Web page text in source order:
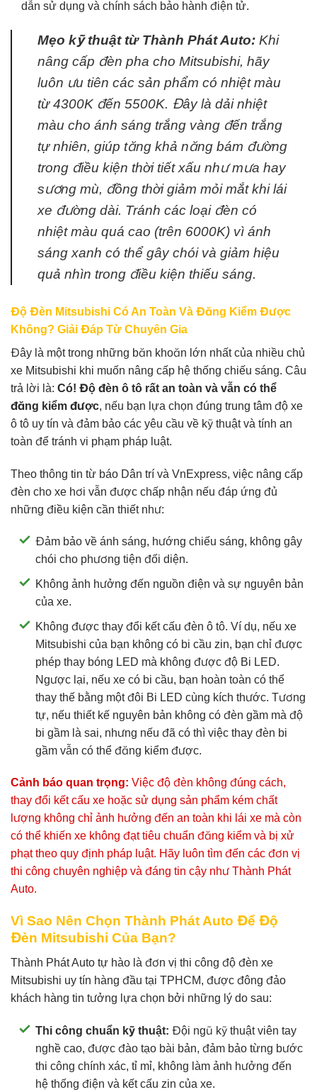
dẫn sử dụng và chính sách bảo hành điện tử.
Mẹo kỹ thuật từ Thành Phát Auto: Khi
nâng cấp đèn pha cho Mitsubishi, hãy
luôn ưu tiên các sản phẩm có nhiệt màu
từ 4300K đến 5500K. Đây là dải nhiệt
màu cho ánh sáng trắng vàng đến trắng
tự nhiên, giúp tăng khả năng bám đường
trong điều kiện thời tiết xấu như mưa hay
sương mù, đồng thời giảm mỏi mắt khi lái
xe đường dài. Tránh các loại đèn có
nhiệt màu quá cao (trên 6000K) vì ánh
sáng xanh có thể gây chói và giảm hiệu
quả nhìn trong điều kiện thiếu sáng.
Độ Đèn Mitsubishi Có An Toàn Và Đăng Kiểm Được
Không? Giải Đáp Từ Chuyên Gia
Đây là một trong những băn khoăn lớn nhất của nhiều chủ
xe Mitsubishi khi muốn nâng cấp hệ thống chiếu sáng. Câu
trả lời là: Có! Độ đèn ô tô rất an toàn và vẫn có thể
đăng kiểm được, nếu bạn lựa chọn đúng trung tâm độ xe
ô tô uy tín và đảm bảo các yêu cầu về kỹ thuật và tính an
toàn để tránh vi phạm pháp luật.
Theo thông tin từ báo Dân trí và VnExpress, việc nâng cấp
đèn cho xe hơi vẫn được chấp nhận nếu đáp ứng đủ
những điều kiện cần thiết như:
Đảm bảo về ánh sáng, hướng chiếu sáng, không gây
chói cho phương tiện đối diện.
Không ảnh hưởng đến nguồn điện và sự nguyên bản
của xe.
Không được thay đổi kết cấu đèn ô tô. Ví dụ, nếu xe
Mitsubishi của bạn không có bi cầu zin, bạn chỉ được
phép thay bóng LED mà không được độ Bi LED.
Ngược lại, nếu xe có bi cầu, bạn hoàn toàn có thể
thay thế bằng một đôi Bi LED cùng kích thước. Tương
tự, nếu thiết kế nguyên bản không có đèn gầm mà độ
bi gầm là sai, nhưng nếu đã có thì việc thay đèn bi
gầm vẫn có thể đăng kiểm được.
Cảnh báo quan trọng: Việc độ đèn không đúng cách,
thay đổi kết cấu xe hoặc sử dụng sản phẩm kém chất
lượng không chỉ ảnh hưởng đến an toàn khi lái xe mà còn
có thể khiến xe không đạt tiêu chuẩn đăng kiểm và bị xử
phạt theo quy định pháp luật. Hãy luôn tìm đến các đơn vị
thi công chuyên nghiệp và đáng tin cậy như Thành Phát
Auto.
Vì Sao Nên Chọn Thành Phát Auto Để Độ
Đèn Mitsubishi Của Bạn?
Thành Phát Auto tự hào là đơn vị thi công độ đèn xe
Mitsubishi uy tín hàng đầu tại TPHCM, được đông đảo
khách hàng tin tưởng lựa chọn bởi những lý do sau:
Thi công chuẩn kỹ thuật: Đội ngũ kỹ thuật viên tay
nghề cao, được đào tạo bài bản, đảm bảo từng bước
thi công chính xác, tỉ mỉ, không làm ảnh hưởng đến
hệ thống điện và kết cấu zin của xe.